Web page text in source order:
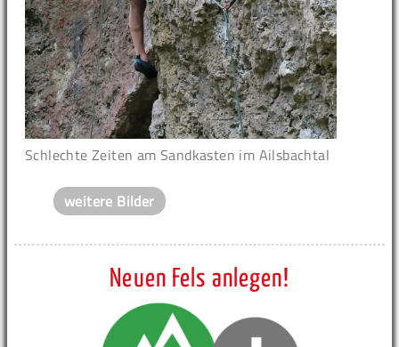
Schlechte Zeiten am Sandkasten im Ailsbachtal
weitere Bilder
Neuen Fels anlegen!